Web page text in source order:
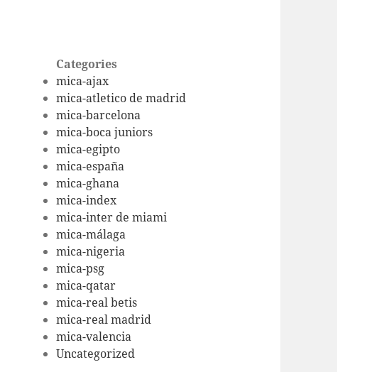
Categories
mica-ajax
mica-atletico de madrid
mica-barcelona
mica-boca juniors
mica-egipto
mica-españa
mica-ghana
mica-index
mica-inter de miami
mica-málaga
mica-nigeria
mica-psg
mica-qatar
mica-real betis
mica-real madrid
mica-valencia
Uncategorized